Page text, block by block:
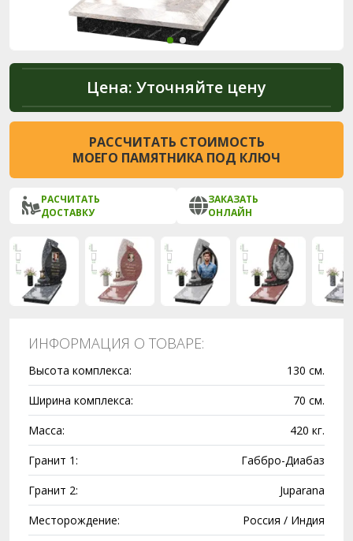
Цена: Уточняйте цену
РАССЧИТАТЬ СТОИМОСТЬ
МОЕГО ПАМЯТНИКА ПОД КЛЮЧ
РАСЧИТАТЬ
ДОСТАВКУ
ЗАКАЗАТЬ
ОНЛАЙН
ИНФОРМАЦИЯ О ТОВАРЕ:
Высота комплекса:
130 см.
Ширина комплекса:
70 см.
Масса:
420 кг.
Гранит 1:
Габбро-Диабаз
Гранит 2:
Juparana
Месторождение:
Россия / Индия